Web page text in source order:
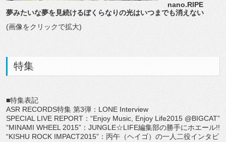
nano.RIPE
夢みたいな夢を見続けるぼくらなりの光はいつまでも消えない
(画像をクリックで拡大)
特集
■特集表記
ASR RECORDS特集 第3弾：LONE Interview
SPECIAL LIVE REPORT：“Enjoy Music, Enjoy Life2015 @BIGCAT”
“MINAMI WHEEL 2015”：JUNGLE☆LIFE編集部の勝手にホエール!!
“KISHU ROCK IMPACT2015”：丙午（ヘイゴ）の一人二役インタビ